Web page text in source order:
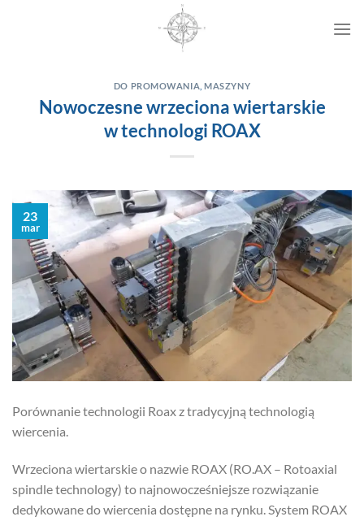
DO PROMOWANIA ,MASZYNY
Nowoczesne wrzeciona wiertarskie
w technologi ROAX
23
mar
Porównanie technologii Roax z tradycyjną technologią
wiercenia.
Wrzeciona wiertarskie o nazwie ROAX (RO.AX – Rotoaxial
spindle technology) to najnowocześniejsze rozwiązanie
dedykowane do wiercenia dostępne na rynku. System ROAX